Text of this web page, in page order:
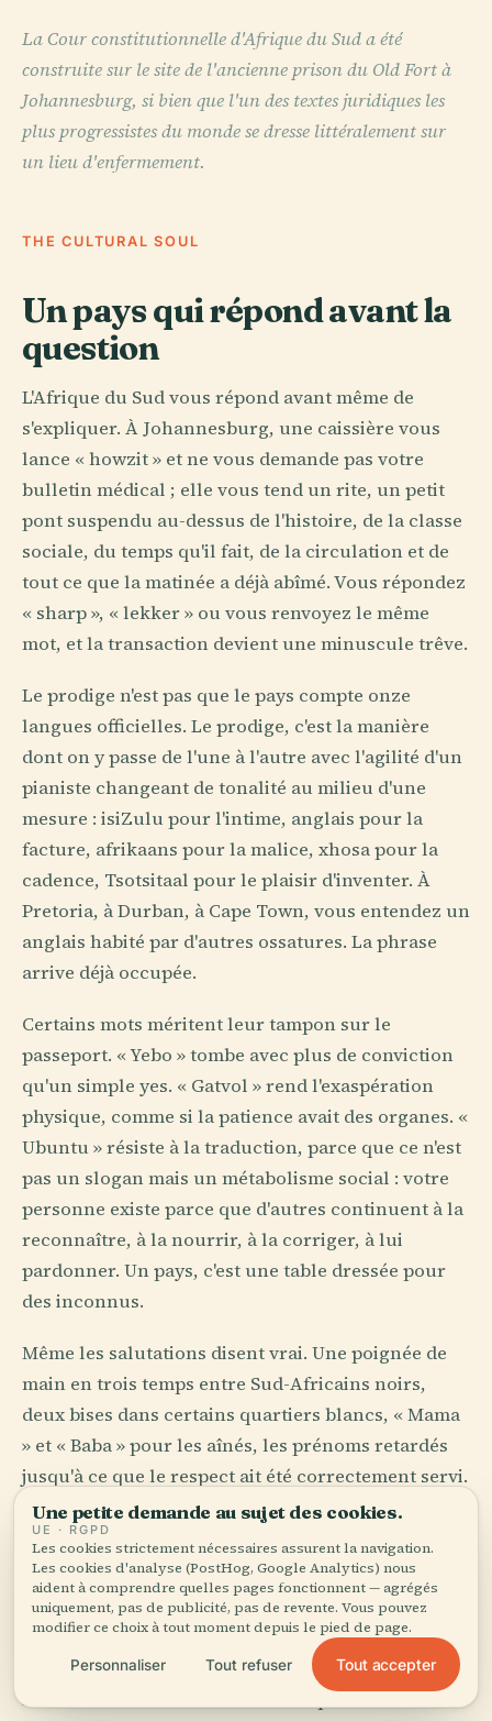
La Cour constitutionnelle d'Afrique du Sud a été
construite sur le site de l'ancienne prison du Old Fort à
Johannesburg, si bien que l'un des textes juridiques les
plus progressistes du monde se dresse littéralement sur
un lieu d'enfermement.
THE CULTURAL SOUL
Un pays qui répond avant la
question
L'Afrique du Sud vous répond avant même de
s'expliquer. À Johannesburg, une caissière vous
lance « howzit » et ne vous demande pas votre
bulletin médical ; elle vous tend un rite, un petit
pont suspendu au-dessus de l'histoire, de la classe
sociale, du temps qu'il fait, de la circulation et de
tout ce que la matinée a déjà abîmé. Vous répondez
« sharp », « lekker » ou vous renvoyez le même
mot, et la transaction devient une minuscule trêve.
Le prodige n'est pas que le pays compte onze
langues officielles. Le prodige, c'est la manière
dont on y passe de l'une à l'autre avec l'agilité d'un
pianiste changeant de tonalité au milieu d'une
mesure : isiZulu pour l'intime, anglais pour la
facture, afrikaans pour la malice, xhosa pour la
cadence, Tsotsitaal pour le plaisir d'inventer. À
Pretoria, à Durban, à Cape Town, vous entendez un
anglais habité par d'autres ossatures. La phrase
arrive déjà occupée.
Certains mots méritent leur tampon sur le
passeport. « Yebo » tombe avec plus de conviction
qu'un simple yes. « Gatvol » rend l'exaspération
physique, comme si la patience avait des organes. «
Ubuntu » résiste à la traduction, parce que ce n'est
pas un slogan mais un métabolisme social : votre
personne existe parce que d'autres continuent à la
reconnaître, à la nourrir, à la corriger, à lui
pardonner. Un pays, c'est une table dressée pour
des inconnus.
Même les salutations disent vrai. Une poignée de
main en trois temps entre Sud-Africains noirs,
deux bises dans certains quartiers blancs, « Mama
» et « Baba » pour les aînés, les prénoms retardés
jusqu'à ce que le respect ait été correctement servi.
Ici, l'étiquette commence dans la bouche. Comme
souvent.
Fumée, custard et
grammaire de l'appétit
La cuisine sud-africaine refuse la pureté avec
Une petite demande au sujet des cookies.
UE · RGPD
Les cookies strictement nécessaires assurent la navigation.
Les cookies d'analyse (PostHog, Google Analytics) nous
aident à comprendre quelles pages fonctionnent — agrégés
uniquement, pas de publicité, pas de revente. Vous pouvez
modifier ce choix à tout moment depuis le pied de page.
Personnaliser Tout refuser Tout accepter